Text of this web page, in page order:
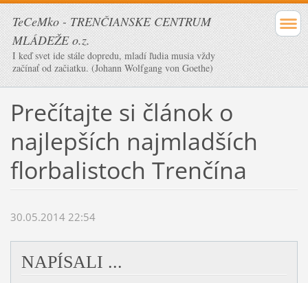
TeCeMko - TRENČIANSKE CENTRUM
MLÁDEŽE o.z.
I keď svet ide stále dopredu, mladí ľudia musia vždy
začínať od začiatku. (Johann Wolfgang von Goethe)
Prečítajte si článok o
najlepších najmladších
florbalistoch Trenčína
30.05.2014 22:54
NAPÍSALI ...